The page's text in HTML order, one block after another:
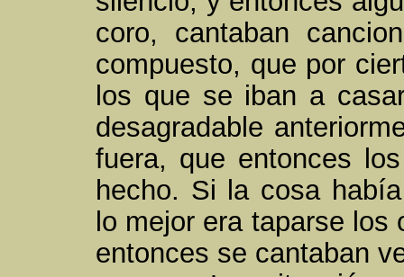
coro, cantaban
compuesto, que por
los que se iban a
desagradable
fuera, que entonces
hecho. Si la cosa
lo mejor era taparse
entonces se cantaban